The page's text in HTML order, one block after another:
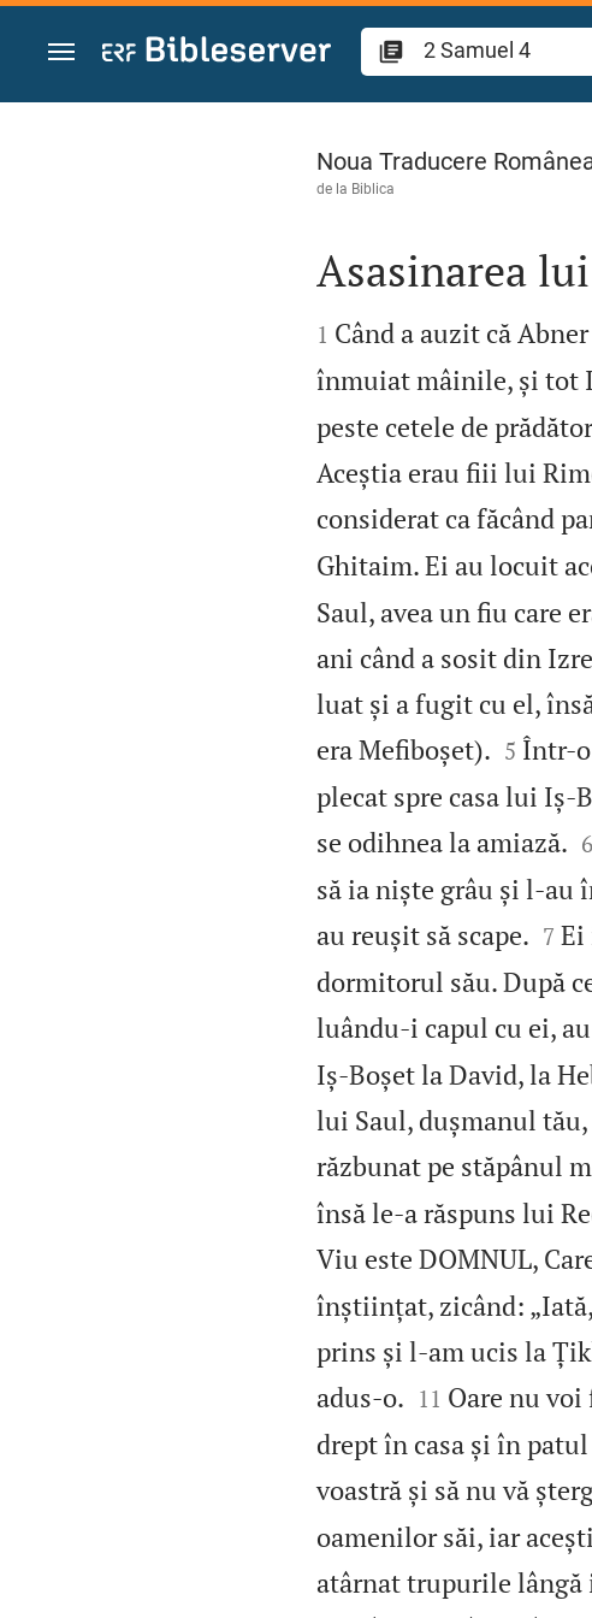
Sari la conținut
2 Samuel 4
Noua Traducere
de la Biblica

Asasinarea

1 Când a auzit că
înmuiat mâinile, și tot
peste cetele de
Aceștia erau fiii lui
considerat ca făcând
Ghitaim. Ei au locuit
Saul, avea un fiu care
ani când a sosit din
luat și a fugit cu el,
era Mefiboșet).
5
plecat spre casa lui
se odihnea la amiază.
6
să ia niște grâu și l‑au
au reușit să scape.
7 Ei
dormitorul său. După
luându‑i capul cu ei,
Iș‑Boșet la David, la
lui Saul, dușmanul tău,
răzbunat pe stăpânul
însă le‑a răspuns lui
Viu este DOMNUL,
înștiințat, zicând:
prins și l‑am ucis la
adus‑o.
11 Oare nu
drept în casa și în
voastră și să nu vă
oamenilor săi, iar
atârnat trupurile lângă